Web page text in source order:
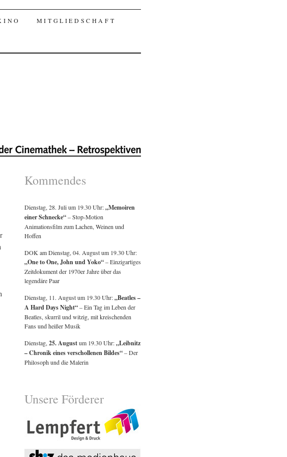
MITGLIEDSCHAFT
Kommendes
Dienstag, 28. Juli um 19.30 Uhr:„Memoiren
einer Schnecke“– Stop-Motion
Animationsfilm zum Lachen, Weinen und
Hoffen
DOK am Dienstag, 04. August um 19.30 Uhr:
„One to One, John und Yoko“– Einzigartiges
Zeitdokument der 1970er Jahre über das
legendäre Paar
Dienstag, 11. August um 19.30 Uhr:„Beatles –
A Hard Days Night“– Ein Tag im Leben der
Beatles, skurril und witzig, mit kreischenden
Fans und heißer Musik
Dienstag, 25. Augustum 19.30 Uhr:„Leibnitz
– Chronik eines verschollenen Bildes“– Der
Philosoph und die Malerin
Unsere Förderer